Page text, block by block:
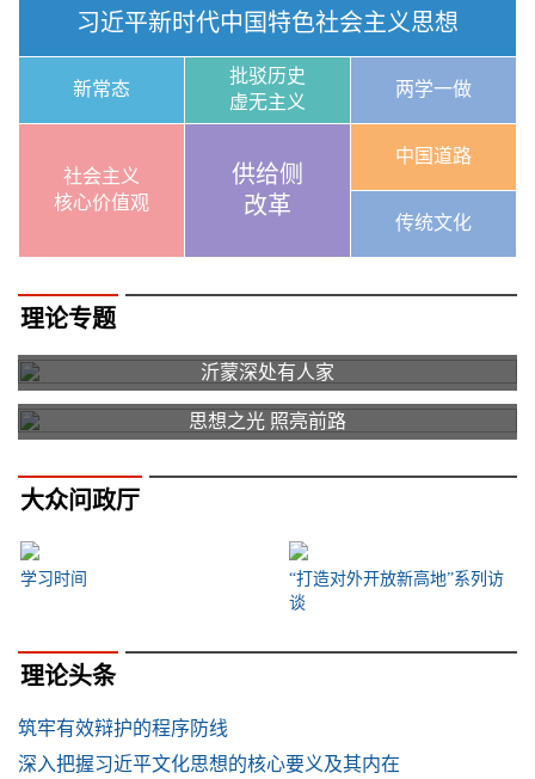
习近平新时代中国特色社会主义思想
新常态
批驳历史
虚无主义
两学一做
社会主义
核心价值观
供给侧
改革
中国道路
传统文化
理论专题
沂蒙深处有人家
思想之光 照亮前路
大众问政厅
学习时间
“打造对外开放新高地”系列访
谈
理论头条
筑牢有效辩护的程序防线
深入把握习近平文化思想的核心要义及其内在